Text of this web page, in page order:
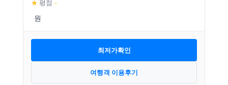
★ 평점 –
최저가확인
여행객 이용후기